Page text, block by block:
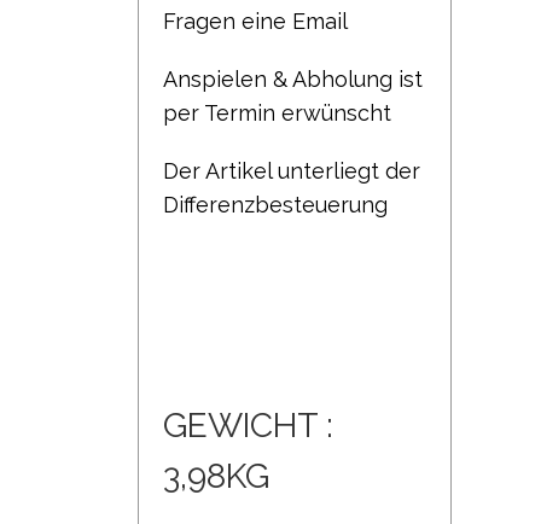
Fragen eine Email
Anspielen & Abholung ist
per Termin erwünscht
Der Artikel unterliegt der
Differenzbesteuerung
GEWICHT :
3,98KG